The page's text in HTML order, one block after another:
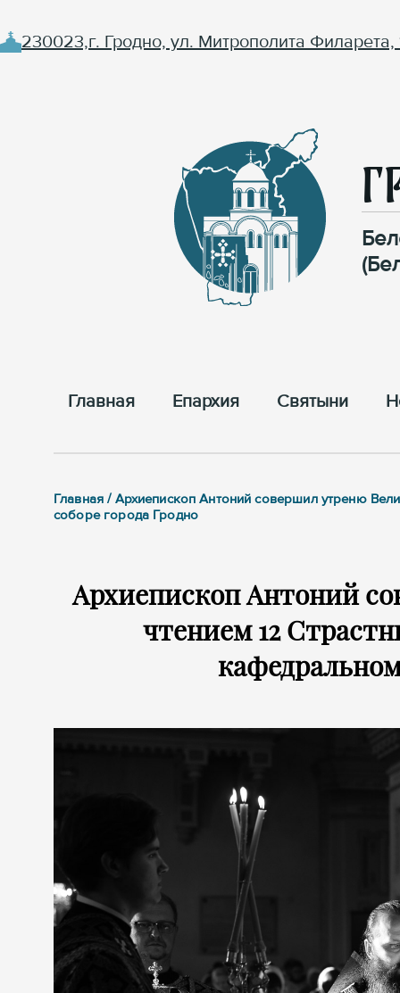
230023,г. Гродно, ул. Митрополита Филарета,
Главная Епархия Cвятыни
Главная / Архиепископ Антоний совершил утреню
соборе города Гродно
Архиепископ Антоний
чтением 12